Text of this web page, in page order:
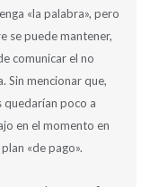
«la palabra», pero
se puede mantener,
comunicar el no
Sin mencionar que,
poco a
en el momento en
«de pago».